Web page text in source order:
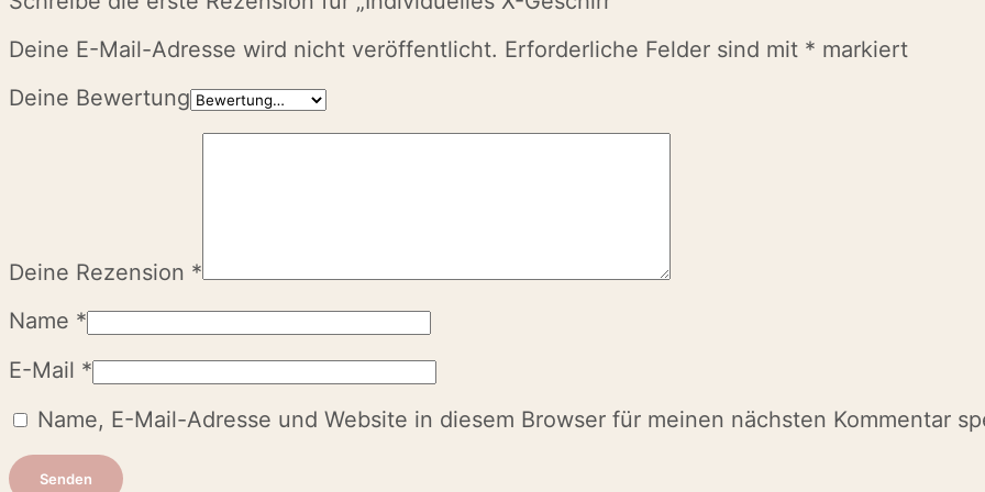
Deine E-Mail-Adresse wird nicht veröffentlicht. Erforderliche Felder sind mit * markiert
Deine Bewertung
Deine Rezension *
Name *
E-Mail *
Name, E-Mail-Adresse und Website in diesem Browser für meinen nächsten Kommentar